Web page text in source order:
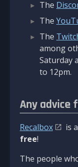
The
The
The
among
Saturday
to 12pm.
Any advice
Recalbox is
free!
The people